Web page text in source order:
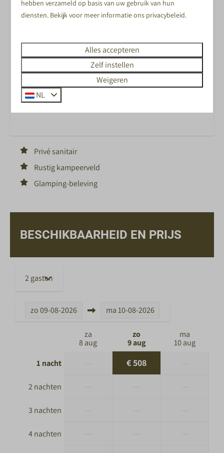
ZWEMMEN IN HET BINNEN- EN
BUITENZWEMBAD
ANIMATIEPROGRAMMA VOOR JONG EN OUD
TIJDENS VAKANTIES EN FEESTDAGEN
Privé sanitair
Rustig kampeerveld
Glamping-beleving
BESCHIKBAARHEID EN PRIJS
2 gasten
zo09-08-2026 ma10-08-2026
za
8 aug
zo
9 aug
ma
10 aug
1 nacht
€ 508
2 nachten
3 nachten
4 nachten
hebben verzameld op basis van uw gebruik van hun
diensten. Bekijk voor meer informatie ons privacybeleid.
Alles accepteren
Zelf instellen
Weigeren
NL